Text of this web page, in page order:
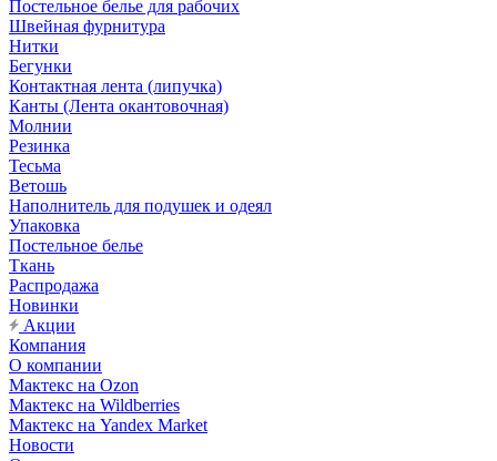
Постельное белье для рабочих
Швейная фурнитура
Нитки
Бегунки
Контактная лента (липучка)
Канты (Лента окантовочная)
Молнии
Резинка
Тесьма
Ветошь
Наполнитель для подушек и одеял
Упаковка
Постельное белье
Ткань
Распродажа
Новинки
Акции
Компания
О компании
Мактекс на Ozon
Мактекс на Wildberries
Мактекс на Yandex Market
Новости